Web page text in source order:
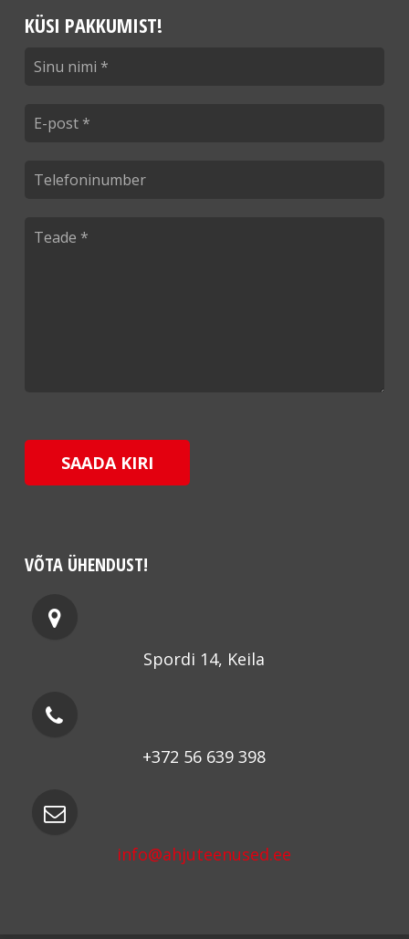
KÜSI PAKKUMIST!
VÕTA ÜHENDUST!
Spordi 14, Keila
+372 56 639 398
info@ahjuteenused.ee